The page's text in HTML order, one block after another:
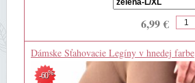
6,99 €
Dámske Sťahovacie Legíny v hnedej farbe
-60%